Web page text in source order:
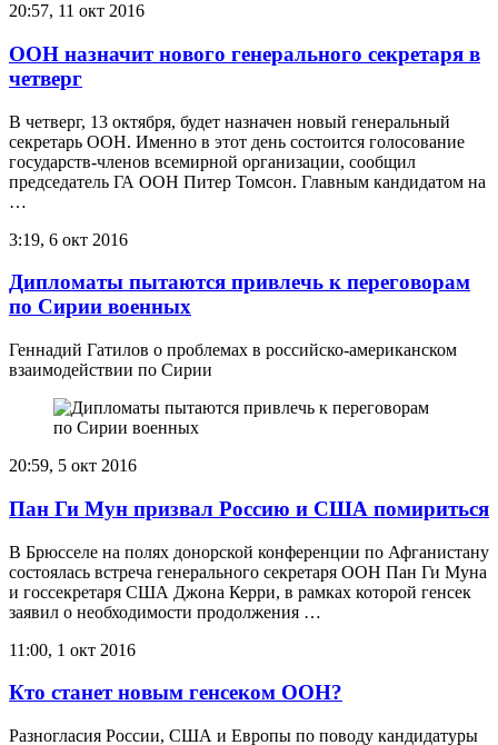
20:57, 11 окт 2016
ООН назначит нового генерального секретаря в
четверг
В четверг, 13 октября, будет назначен новый генеральный
секретарь ООН. Именно в этот день состоится голосование
государств-членов всемирной организации, сообщил
председатель ГА ООН Питер Томсон. Главным кандидатом на
…
3:19, 6 окт 2016
Дипломаты пытаются привлечь к переговорам
по Сирии военных
Геннадий Гатилов о проблемах в российско-американском
взаимодействии по Сирии
20:59, 5 окт 2016
Пан Ги Мун призвал Россию и США помириться
В Брюсселе на полях донорской конференции по Афганистану
состоялась встреча генерального секретаря ООН Пан Ги Муна
и госсекретаря США Джона Керри, в рамках которой генсек
заявил о необходимости продолжения …
11:00, 1 окт 2016
Кто станет новым генсеком ООН?
Разногласия России, США и Европы по поводу кандидатуры